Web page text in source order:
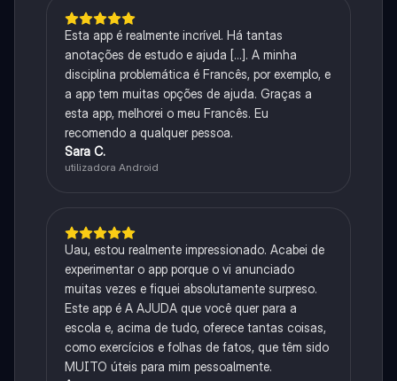
Esta app é realmente incrível. Há tantas
anotações de estudo e ajuda [...]. A minha
disciplina problemática é Francês, por exemplo, e
a app tem muitas opções de ajuda. Graças a
esta app, melhorei o meu Francês. Eu
recomendo a qualquer pessoa.
Sara C.
utilizadora Android
Uau, estou realmente impressionado. Acabei de
experimentar o app porque o vi anunciado
muitas vezes e fiquei absolutamente surpreso.
Este app é A AJUDA que você quer para a
escola e, acima de tudo, oferece tantas coisas,
como exercícios e folhas de fatos, que têm sido
MUITO úteis para mim pessoalmente.